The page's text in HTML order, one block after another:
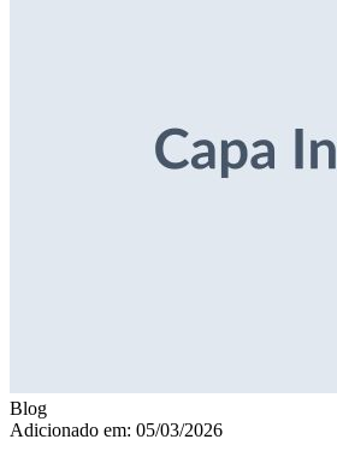
Blog
Adicionado em: 05/03/2026